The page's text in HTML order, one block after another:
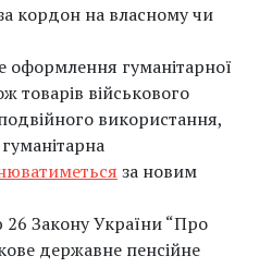
кордон на власному чи
оформлення гуманітарної
товарів військового
використання,
за новим
26 Закону України “Про
державне пенсійне